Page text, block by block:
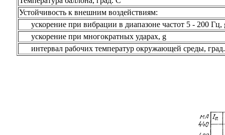
Устойчивость к внешним воздействиям:
ускорение при вибрации в диапазоне частот 5 - 200 Гц,
ускорение при многократных ударах, g
интервал рабочих температур окружающей среды,